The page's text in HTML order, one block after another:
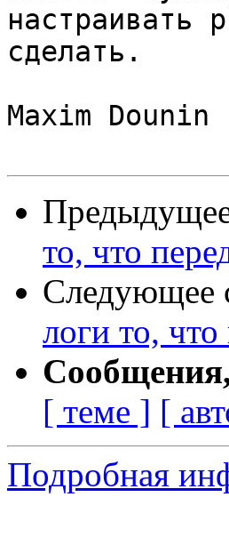
настраивать
сделать.
Maxim Dounin
то, что
Следующее
логи то,
[ теме ] [
Подробная